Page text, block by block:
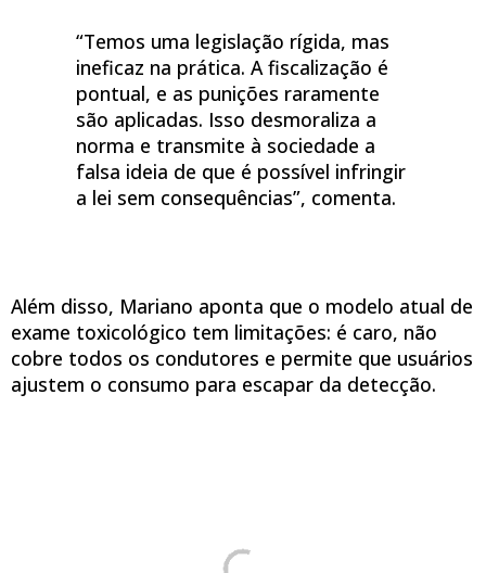
“Temos uma legislação rígida, mas
ineficaz na prática. A fiscalização é
pontual, e as punições raramente
são aplicadas. Isso desmoraliza a
norma e transmite à sociedade a
falsa ideia de que é possível infringir
a lei sem consequências”, comenta.
Além disso, Mariano aponta que o modelo atual de
exame toxicológico tem limitações: é caro, não
cobre todos os condutores e permite que usuários
ajustem o consumo para escapar da detecção.